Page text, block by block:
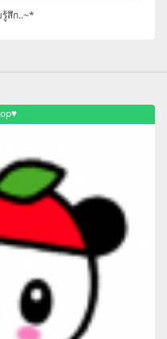
สึก..~*